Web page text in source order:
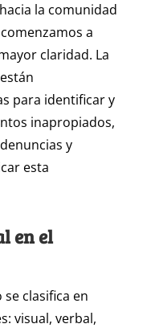
la comunidad
a
claridad. La
para identificar y
inapropiados,
y
esta
en el
clasifica en
visual, verbal,